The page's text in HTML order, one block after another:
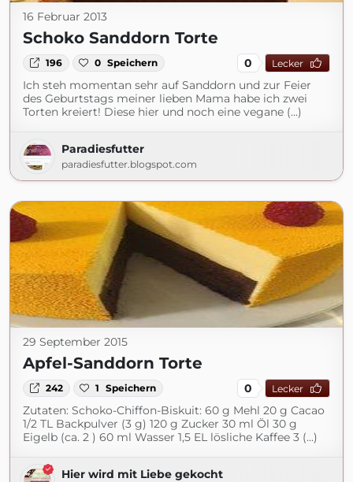
16 Februar 2013
Schoko Sanddorn Torte
196 0 Speichern 0 Lecker
Ich steh momentan sehr auf Sanddorn und zur Feier
des Geburtstags meiner lieben Mama habe ich zwei
Torten kreiert! Diese hier und noch eine vegane (...)
Paradiesfutter
paradiesfutter.blogspot.com
29 September 2015
Apfel-Sanddorn Torte
242 1 Speichern 0 Lecker
Zutaten: Schoko-Chiffon-Biskuit: 60 g Mehl 20 g Cacao
1/2 TL Backpulver (3 g) 120 g Zucker 30 ml Öl 30 g
Eigelb (ca. 2 ) 60 ml Wasser 1,5 EL lösliche Kaffee 3 (...)
Hier wird mit Liebe gekocht